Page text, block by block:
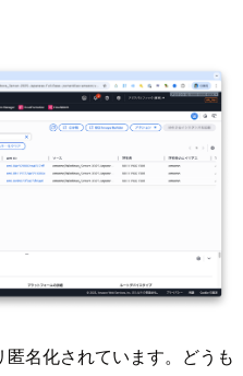
名化されています。どうも